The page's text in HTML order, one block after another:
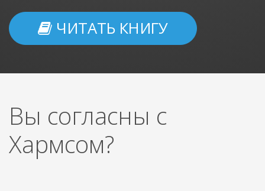
ЧИТАТЬ КНИГУ
Вы согласны с
Хармсом?